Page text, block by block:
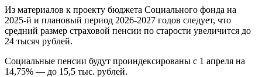
Из материалов к проекту бюджета Социального фонда на
2025-й и плановый период 2026-2027 годов следует, что
средний размер страховой пенсии по старости увеличится до
24 тысяч рублей.
Социальные пенсии будут проиндексированы с 1 апреля на
14,75% — до 15,5 тыс. рублей.